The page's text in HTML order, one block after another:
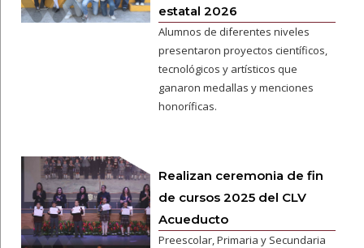
estatal 2026
Alumnos de diferentes niveles
presentaron proyectos científicos,
tecnológicos y artísticos que
ganaron medallas y menciones
honoríficas.
Realizan ceremonia de fin
de cursos 2025 del CLV
Acueducto
Preescolar, Primaria y Secundaria